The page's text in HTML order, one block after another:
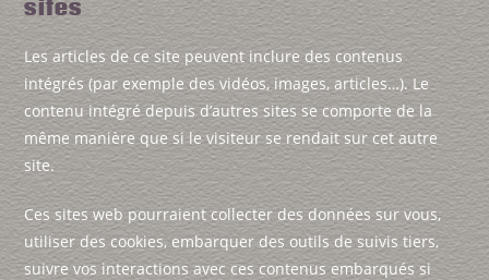
sites
Les articles de ce site peuvent inclure des contenus
intégrés (par exemple des vidéos, images, articles…). Le
contenu intégré depuis d’autres sites se comporte de la
même manière que si le visiteur se rendait sur cet autre
site.
Ces sites web pourraient collecter des données sur vous,
utiliser des cookies, embarquer des outils de suivis tiers,
suivre vos interactions avec ces contenus embarqués si